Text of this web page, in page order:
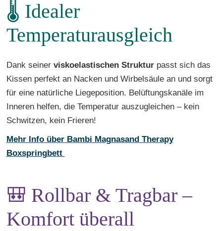
🌡️ Idealer
Temperaturausgleich
Dank seiner viskoelastischen Strukturpasst sich das
Kissen perfekt an Nacken und Wirbelsäule an und sorgt
für eine natürliche Liegeposition. Belüftungskanäle im
Inneren helfen, die Temperatur auszugleichen – kein
Schwitzen, kein Frieren!
Mehr Info über Bambi Magnasand Therapy
Boxspringbett
🎒 Rollbar & Tragbar –
Komfort überall